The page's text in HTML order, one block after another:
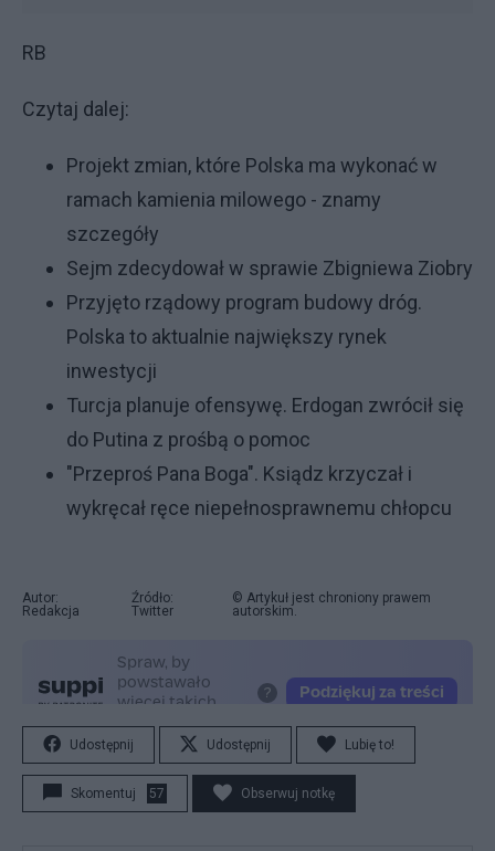
RB
Czytaj dalej:
Projekt zmian, które Polska ma wykonać w
ramach kamienia milowego - znamy
szczegóły
Sejm zdecydował w sprawie Zbigniewa Ziobry
Przyjęto rządowy program budowy dróg.
Polska to aktualnie największy rynek
inwestycji
Turcja planuje ofensywę. Erdogan zwrócił się
do Putina z prośbą o pomoc
"Przeproś Pana Boga". Ksiądz krzyczał i
wykręcał ręce niepełnosprawnemu chłopcu
Autor:
Redakcja
Źródło:
Twitter
© Artykuł jest chroniony prawem
autorskim.
Udostępnij Udostępnij Lubię to!
Skomentuj 57 Obserwuj notkę